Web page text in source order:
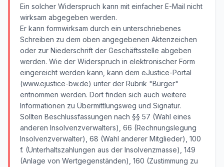
Ein solcher Widerspruch kann mit einfacher E-Mail nicht
wirksam abgegeben werden.
Er kann formwirksam durch ein unterschriebenes
Schreiben zu dem oben angegebenen Aktenzeichen
oder zur Niederschrift der Geschäftsstelle abgeben
werden. Wie der Widerspruch in elektronischer Form
eingereicht werden kann, kann dem eJustice-Portal
(www.ejustice-bw.de) unter der Rubrik "Bürger"
entnommen werden. Dort finden sich auch weitere
Informationen zu Übermittlungsweg und Signatur.
Sollten Beschlussfassungen nach §§ 57 (Wahl eines
anderen Insolvenzverwalters), 66 (Rechnungslegung
Insolvenzverwalter), 68 (Wahl anderer Mitglieder), 100
f. (Unterhaltszahlungen aus der Insolvenzmasse), 149
(Anlage von Wertgegenständen), 160 (Zustimmung zu